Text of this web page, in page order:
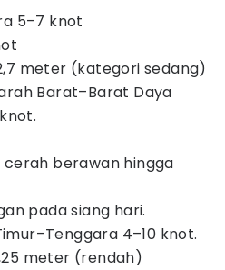
5–7 knot
meter (kategori sedang)
Barat–Barat Daya
cerah berawan hingga
pada siang hari.
4–10 knot.
meter (rendah)